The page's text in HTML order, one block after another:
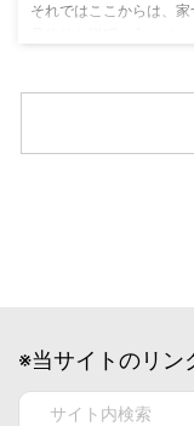
が、ここで妥協すると
それではここからは、
く楽しんでやること！
先、家づくりは本当に
ばかりですが、ここだ
配することはありませ
速、おうちのイメージ作
めていきましょう！ お
※当サイトのリン